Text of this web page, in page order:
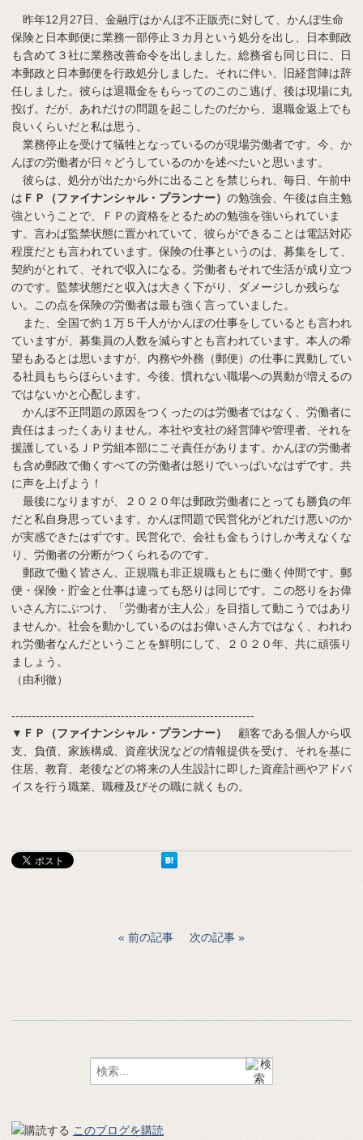
昨年12月27日、金融庁はかんぽ不正販売に対して、かんぽ生命
保険と日本郵便に業務一部停止３カ月という処分を出し、日本郵政
も含めて３社に業務改善命令を出しました。総務省も同じ日に、日
本郵政と日本郵便を行政処分しました。それに伴い、旧経営陣は辞
任しました。彼らは退職金をもらってのこのこ逃げ、後は現場に丸
投げ。だが、あれだけの問題を起こしたのだから、退職金返上でも
良いくらいだと私は思う。
業務停止を受けて犠牲となっているのが現場労働者です。今、か
んぽの労働者が日々どうしているのかを述べたいと思います。
彼らは、処分が出たから外に出ることを禁じられ、毎日、午前中
は ＦＰ（ファイナンシャル・プランナー） の勉強会、午後は自主勉
強ということで、ＦＰの資格をとるための勉強を強いられていま
す。言わば監禁状態に置かれていて、彼らができることは電話対応
程度だとも言われています。保険の仕事というのは、募集をして、
契約がとれて、それで収入になる。労働者もそれで生活が成り立つ
のです。監禁状態だと収入は大きく下がり、ダメージしか残らな
い。この点を保険の労働者は最も強く言っていました。
また、全国で約１万５千人がかんぽの仕事をしているとも言われ
ていますが、募集員の人数を減らすとも言われています。本人の希
望もあるとは思いますが、内務や外務（郵便）の仕事に異動してい
る社員もちらほらいます。今後、慣れない職場への異動が増えるの
ではないかと心配します。
かんぽ不正問題の原因をつくったのは労働者ではなく、労働者に
責任はまったくありません。本社や支社の経営陣や管理者、それを
援護しているＪＰ労組本部にこそ責任があります。かんぽの労働者
も含め郵政で働くすべての労働者は怒りでいっぱいなはずです。共
に声を上げよう！
最後になりますが、２０２０年は郵政労働者にとっても勝負の年
だと私自身思っています。かんぽ問題で民営化がどれだけ悪いのか
が実感できたはずです。民営化で、会社も金もうけしか考えなくな
り、労働者の分断がつくられるのです。
郵政で働く皆さん、正規職も非正規職もともに働く仲間です。郵
便・保険・貯金と仕事は違っても怒りは同じです。この怒りをお偉
いさん方にぶつけ、「労働者が主人公」を目指して動こうではあり
ませんか。社会を動かしているのはお偉いさん方ではなく、われわ
れ労働者なんだということを鮮明にして、２０２０年、共に頑張り
ましょう。
（由利徹）
------------------------------------------------------------
▼ＦＰ（ファイナンシャル・プランナー）
顧客である個人から収
支、負債、家族構成、資産状況などの情報提供を受け、それを基に
住居、教育、老後などの将来の人生設計に即した資産計画やアドバ
イスを行う職業、職種及びその職に就くもの。
前の記事 次の記事
このブログを購読